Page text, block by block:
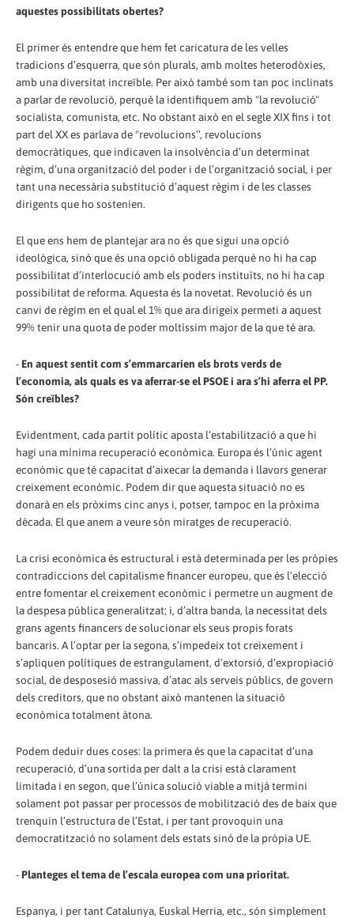
aquestes possibilitats obertes?
El primer és entendre que hem fet caricatura de les velles
tradicions d’esquerra, que són plurals, amb moltes heterodòxies,
amb una diversitat increïble. Per això també som tan poc inclinats
a parlar de revolució, perquè la identifiquem amb "la revolució"
socialista, comunista, etc. No obstant això en el segle XIX fins i tot
part del XX es parlava de "revolucions‘’, revolucions
democràtiques, que indicaven la insolvència d’un determinat
règim, d’una organització del poder i de l’organització social, i per
tant una necessària substitució d’aquest règim i de les classes
dirigents que ho sostenien.
El que ens hem de plantejar ara no és que sigui una opció
ideològica, sinó que és una opció obligada perquè no hi ha cap
possibilitat d’interlocució amb els poders instituïts, no hi ha cap
possibilitat de reforma. Aquesta és la novetat. Revolució és un
canvi de règim en el qual el 1% que ara dirigeix permeti a aquest
99% tenir una quota de poder moltíssim major de la que té ara.
- En aquest sentit com s’emmarcarien els brots verds de
l’economia, als quals es va aferrar-se el PSOE i ara s’hi aferra el PP.
Són creïbles?
Evidentment, cada partit polític aposta l’estabilització a que hi
hagi una mínima recuperació econòmica. Europa és l’únic agent
econòmic que té capacitat d’aixecar la demanda i llavors generar
creixement econòmic. Podem dir que aquesta situació no es
donarà en els pròxims cinc anys i, potser, tampoc en la pròxima
dècada. El que anem a veure són miratges de recuperació.
La crisi econòmica és estructural i està determinada per les pròpies
contradiccions del capitalisme financer europeu, que és l’elecció
entre fomentar el creixement econòmic i permetre un augment de
la despesa pública generalitzat; i, d’altra banda, la necessitat dels
grans agents financers de solucionar els seus propis forats
bancaris. A l’optar per la segona, s’impedeix tot creixement i
s’apliquen polítiques de estrangulament, d’extorsió, d’expropiació
social, de desposesió massiva, d’atac als serveis públics, de govern
dels creditors, que no obstant això mantenen la situació
econòmica totalment àtona.
Podem deduir dues coses: la primera és que la capacitat d’una
recuperació, d’una sortida per dalt a la crisi està clarament
limitada i en segon, que l’única solució viable a mitjà termini
solament pot passar per processos de mobilització des de baix que
trenquin l’estructura de l’Estat, i per tant provoquin una
democratització no solament dels estats sinó de la pròpia UE.
- Planteges el tema de l’escala europea com una prioritat.
Espanya, i per tant Catalunya, Euskal Herria, etc., són simplement